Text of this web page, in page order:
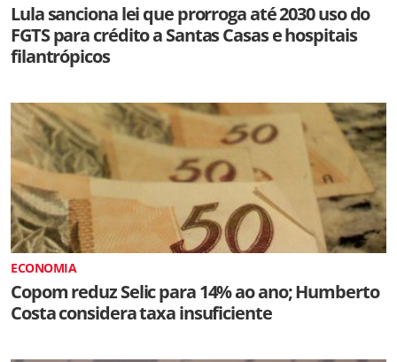
Lula sanciona lei que prorroga até 2030 uso do
FGTS para crédito a Santas Casas e hospitais
filantrópicos
ECONOMIA
Copom reduz Selic para 14% ao ano; Humberto
Costa considera taxa insuficiente